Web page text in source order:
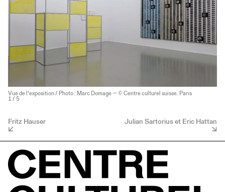
Vue de l’exposition / Photo : Marc Domage — © Centre culturel suisse. Paris
1 / 5
Fritz Hauser Julian Sartorius et Eric Hattan